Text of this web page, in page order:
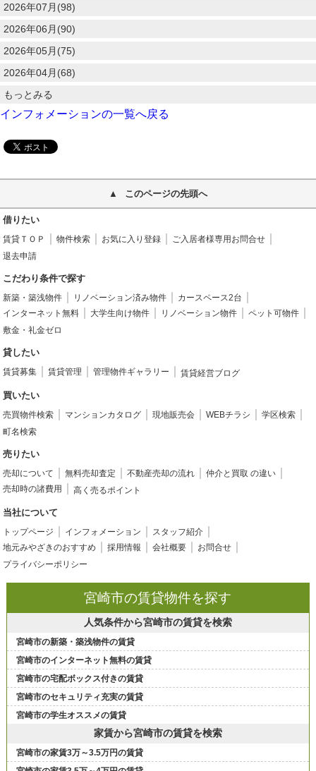
2026年07月(98)
2026年06月(90)
2026年05月(75)
2026年04月(68)
もっとみる
インフォメーションの一覧へ戻る
このページの先頭へ
借りたい
賃貸ＴＯＰ 物件検索 お気に入り登録
ご入居者様専用お問合せ
退去申請
こだわり条件で探す
新築・築浅物件 リノベーション済み物件
カースペース2台
インターネット無料
大学生向け物件 リノベーション物件
ペット可物件
敷金・礼金ゼロ
貸したい
賃貸募集 賃貸管理 管理物件ギャラリー 賃貸経営ブログ
買いたい
売買物件検索 マンションカタログ 現地販売会 WEBチラシ
学区検索
町名検索
売りたい
売却について 無料売却査定 不動産売却の流れ
仲介と買取 の違い
売却時の諸費用
高く売るポイント
当社について
トップページ インフォメーション
スタッフ紹介
地元みやざきのおすすめ
採用情報 会社概要
お問合せ
プライバシーポリシー
宮崎市の賃貸物件を探す
人気条件から宮崎市の賃貸を検索
宮崎市の新築・築浅物件の賃貸
宮崎市のインターネット無料の賃貸
宮崎市の宅配ボックス付きの賃貸
宮崎市のセキュリティ充実の賃貸
宮崎市の学生オススメの賃貸
家賃から宮崎市の賃貸を検索
宮崎市の家賃3万～3.5万円の賃貸